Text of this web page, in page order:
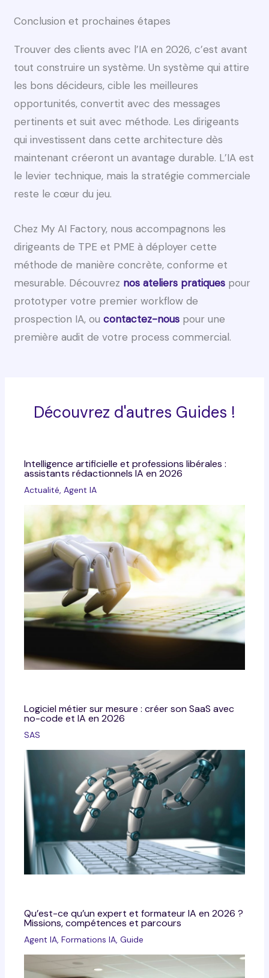
Conclusion et prochaines étapes
Trouver des clients avec l’IA en 2026, c’est avant
tout construire un système. Un système qui attire
les bons décideurs, cible les meilleures
opportunités, convertit avec des messages
pertinents et suit avec méthode. Les dirigeants
qui investissent dans cette architecture dès
maintenant créeront un avantage durable. L’IA est
le levier technique, mais la stratégie commerciale
reste le cœur du jeu.
Chez My AI Factory, nous accompagnons les
dirigeants de TPE et PME à déployer cette
méthode de manière concrète, conforme et
mesurable. Découvrez nos ateliers pratiques pour
prototyper votre premier workflow de
prospection IA, oucontactez-nous pour une
première audit de votre process commercial.
Découvrez d'autres Guides !
Intelligence artificielle et professions libérales :
assistants rédactionnels IA en 2026
Actualité,Agent IA
Logiciel métier sur mesure : créer son SaaS avec
no-code et IA en 2026
SAS
Qu’est-ce qu’un expert et formateur IA en 2026 ?
Missions, compétences et parcours
Agent IA,Formations IA,Guide